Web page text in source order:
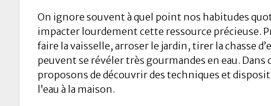
On ignore souvent à quel point nos habitudes
impacter lourdement cette ressource précieuse.
faire la vaisselle, arroser le jardin, tirer la chasse
peuvent se révéler très gourmandes en eau. Dans
proposons de découvrir des techniques et
l’eau à la maison.